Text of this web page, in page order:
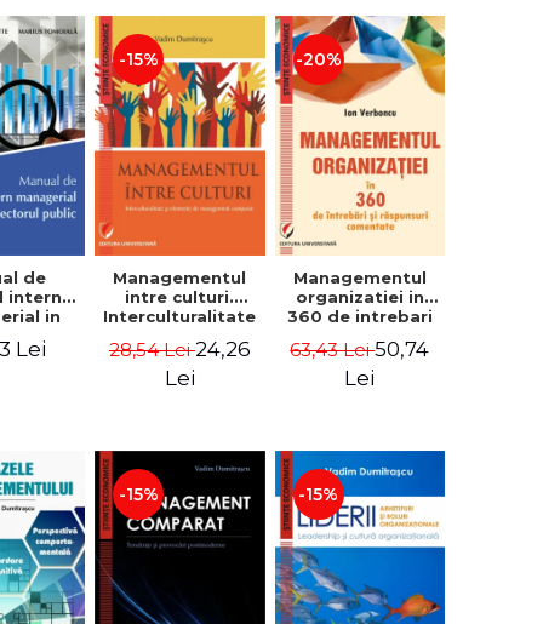
de
intern
in
public -
Lei
-15%
Managementul
intre culturi.
Interculturalitate
management
comparat -
28,54 Lei24,26
Lei
-20%
Managementul
organizatiei in
360 de intrebari
comentate - Ion
Verboncu
63,43 Lei50,74
Lei
-15% -15%